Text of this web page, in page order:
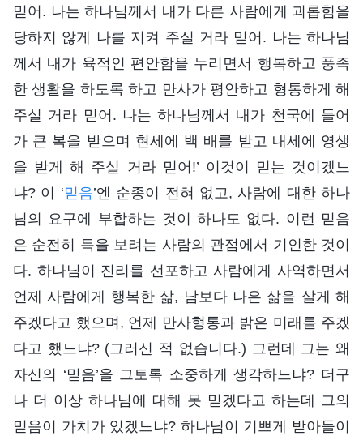
믿어. 나는 하나님께서 내가 다른 사람에게 괴롭힘을
당하지 않게 나를 지켜 주실 거라 믿어. 나는 하나님
께서 내가 육적인 편안함을 누리면서 행복하고 풍족
한 생활을 하도록 하고 만사가 평안하고 형통하게 해
주실 거라 믿어. 나는 하나님께서 내가 천국에 들어
가 큰 복을 받으며 현세에 백 배를 받고 내세에 영생
을 받게 해 주실 거라 믿어!’ 이것이 믿는 것이겠느
냐? 이 ‘믿음’엔 순종이 전혀 없고, 사람에 대한 하나
님의 요구에 부합하는 것이 하나도 없다. 이런 믿음
은 순전히 득을 보려는 사람의 관점에서 기인한 것이
다. 하나님이 진리를 선포하고 사람에게 사역하면서
언제 사람에게 행복한 삶, 남보다 나은 삶을 살게 해
주겠다고 했으며, 언제 만사형통과 밝은 미래를 주겠
다고 했느냐? (그러신 적 없습니다.) 그런데 그는 왜
자신의 ‘믿음’을 그토록 소중하게 생각하느냐? 더구
나 더 이상 하나님에 대해 못 믿겠다고 하는데 그의
믿음이 가치가 있겠느냐? 하나님이 기쁘게 받아들이